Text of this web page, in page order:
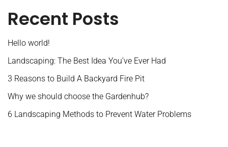
Recent Posts
Hello world!
Landscaping: The Best Idea You’ve Ever Had
3 Reasons to Build A Backyard Fire Pit
Why we should choose the Gardenhub?
6 Landscaping Methods to Prevent Water Problems